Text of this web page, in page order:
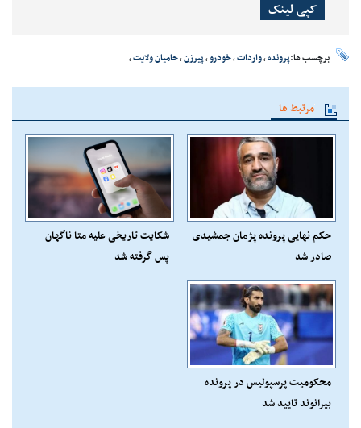
کپی لینک
برچسب ها:پرونده،واردات،خودرو،پیرزن،حامیان ولایت،
مرتبط ها
حکم نهایی پرونده پژمان جمشیدی
صادر شد
شکایت تاریخی علیه متا ناگهان
پس گرفته شد
محکومیت پرسپولیس در پرونده
بیرانوند تایید شد